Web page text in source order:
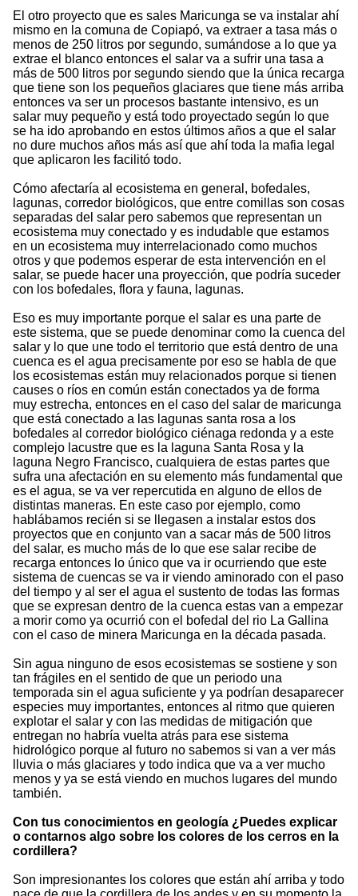
El otro proyecto que es sales Maricunga se va instalar ahí
mismo en la comuna de Copiapó, va extraer a tasa más o
menos de 250 litros por segundo, sumándose a lo que ya
extrae el blanco entonces el salar va a sufrir una tasa a
más de 500 litros por segundo siendo que la única recarga
que tiene son los pequeños glaciares que tiene más arriba
entonces va ser un procesos bastante intensivo, es un
salar muy pequeño y está todo proyectado según lo que
se ha ido aprobando en estos últimos años a que el salar
no dure muchos años más así que ahí toda la mafia legal
que aplicaron les facilitó todo.
Cómo afectaría al ecosistema en general, bofedales,
lagunas, corredor biológicos, que entre comillas son cosas
separadas del salar pero sabemos que representan un
ecosistema muy conectado y es indudable que estamos
en un ecosistema muy interrelacionado como muchos
otros y que podemos esperar de esta intervención en el
salar, se puede hacer una proyección, que podría suceder
con los bofedales, flora y fauna, lagunas.
Eso es muy importante porque el salar es una parte de
este sistema, que se puede denominar como la cuenca del
salar y lo que une todo el territorio que está dentro de una
cuenca es el agua precisamente por eso se habla de que
los ecosistemas están muy relacionados porque si tienen
causes o ríos en común están conectados ya de forma
muy estrecha, entonces en el caso del salar de maricunga
que está conectado a las lagunas santa rosa a los
bofedales al corredor biológico ciénaga redonda y a este
complejo lacustre que es la laguna Santa Rosa y la
laguna Negro Francisco, cualquiera de estas partes que
sufra una afectación en su elemento más fundamental que
es el agua, se va ver repercutida en alguno de ellos de
distintas maneras. En este caso por ejemplo, como
hablábamos recién si se llegasen a instalar estos dos
proyectos que en conjunto van a sacar más de 500 litros
del salar, es mucho más de lo que ese salar recibe de
recarga entonces lo único que va ir ocurriendo que este
sistema de cuencas se va ir viendo aminorado con el paso
del tiempo y al ser el agua el sustento de todas las formas
que se expresan dentro de la cuenca estas van a empezar
a morir como ya ocurrió con el bofedal del rio La Gallina
con el caso de minera Maricunga en la década pasada.
Sin agua ninguno de esos ecosistemas se sostiene y son
tan frágiles en el sentido de que un periodo una
temporada sin el agua suficiente y ya podrían desaparecer
especies muy importantes, entonces al ritmo que quieren
explotar el salar y con las medidas de mitigación que
entregan no habría vuelta atrás para ese sistema
hidrológico porque al futuro no sabemos si van a ver más
lluvia o más glaciares y todo indica que va a ver mucho
menos y ya se está viendo en muchos lugares del mundo
también.
Con tus conocimientos en geología ¿Puedes explicar
o contarnos algo sobre los colores de los cerros en la
cordillera?
Son impresionantes los colores que están ahí arriba y todo